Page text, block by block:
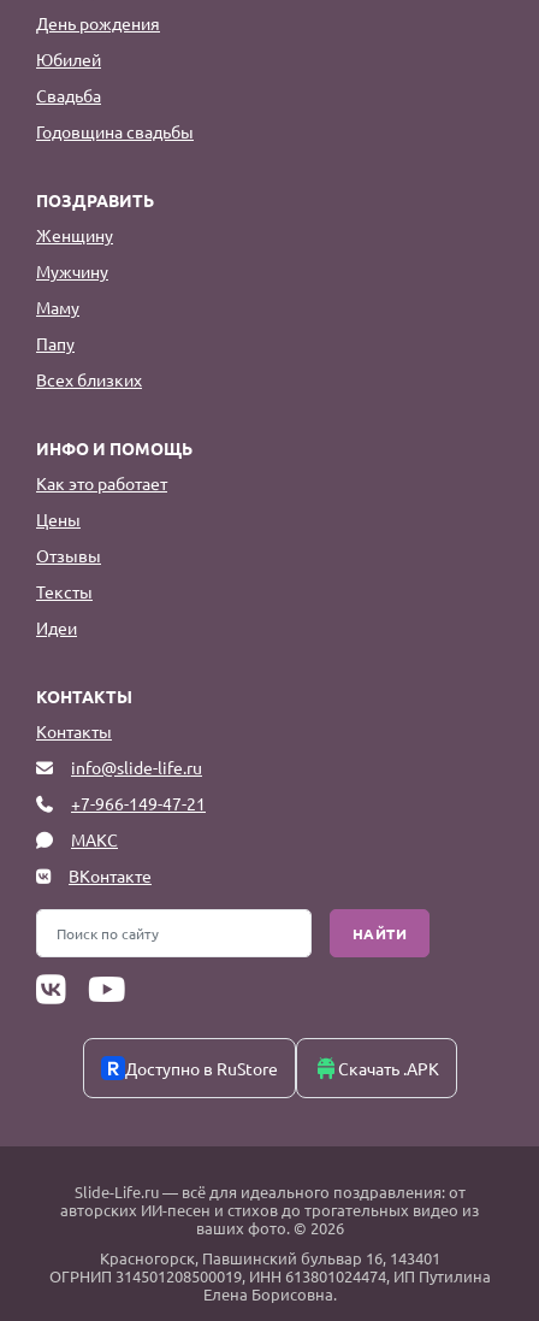
День рождения
Юбилей
Свадьба
Годовщина свадьбы
ПОЗДРАВИТЬ
Женщину
Мужчину
Маму
Папу
Всех близких
ИНФО И ПОМОЩЬ
Как это работает
Цены
Отзывы
Тексты
Идеи
КОНТАКТЫ
Контакты
info@slide-life.ru
+7-966-149-47-21
МАКС
ВКонтакте
НАЙТИ
Доступно в RuStore Скачать .APK
Slide-Life.ru— всё для идеального поздравления: от
авторских ИИ-песен и стихов до трогательных видео из
ваших фото. © 2026
Красногорск, Павшинский бульвар 16, 143401
ОГРНИП 314501208500019, ИНН 613801024474, ИП Путилина
Елена Борисовна.